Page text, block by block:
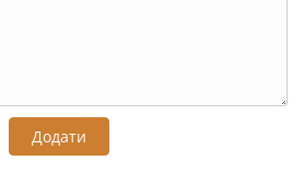
Додати